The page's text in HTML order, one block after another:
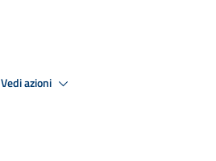
Vedi azioni